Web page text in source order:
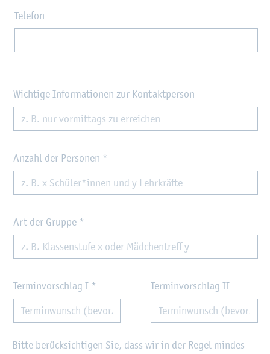
Telefon
Wichtige Informationen zur Kontaktperson
Anzahl der Personen *
Art der Gruppe *
Terminvorschlag I * Terminvorschlag II
Bitte be­rück­sich­ti­gen Sie, dass wir in der Regel min­des­